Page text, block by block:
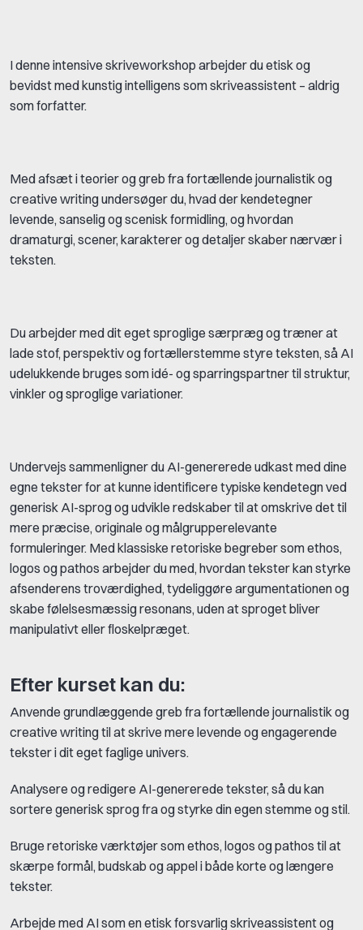
I denne intensive skriveworkshop arbejder du etisk og
bevidst med kunstig intelligens som skriveassistent – aldrig
som forfatter.
Med afsæt i teorier og greb fra fortællende journalistik og
creative writing undersøger du, hvad der kendetegner
levende, sanselig og scenisk formidling, og hvordan
dramaturgi, scener, karakterer og detaljer skaber nærvær i
teksten.
Du arbejder med dit eget sproglige særpræg og træner at
lade stof, perspektiv og fortællerstemme styre teksten, så AI
udelukkende bruges som idé- og sparringspartner til struktur,
vinkler og sproglige variationer.
Undervejs sammenligner du AI-genererede udkast med dine
egne tekster for at kunne identificere typiske kendetegn ved
generisk AI-sprog og udvikle redskaber til at omskrive det til
mere præcise, originale og målgrupperelevante
formuleringer. Med klassiske retoriske begreber som ethos,
logos og pathos arbejder du med, hvordan tekster kan styrke
afsenderens troværdighed, tydeliggøre argumentationen og
skabe følelsesmæssig resonans, uden at sproget bliver
manipulativt eller floskelpræget.
Efter kurset kan du:
Anvende grundlæggende greb fra fortællende journalistik og
creative writing til at skrive mere levende og engagerende
tekster i dit eget faglige univers.
Analysere og redigere AI-genererede tekster, så du kan
sortere generisk sprog fra og styrke din egen stemme og stil.
Bruge retoriske værktøjer som ethos, logos og pathos til at
skærpe formål, budskab og appel i både korte og længere
tekster.
Arbejde med AI som en etisk forsvarlig skriveassistent og